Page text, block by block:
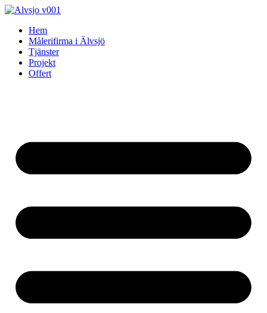
Skip
contentHem
Målerifirma i Älvsjö
Tjänster
Projekt
Offert